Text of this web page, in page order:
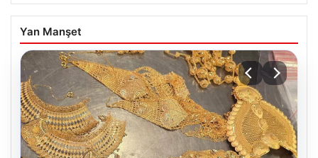
Yan Manşet